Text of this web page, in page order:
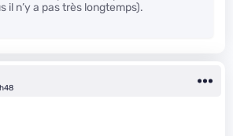
il n’y a pas très longtemps).